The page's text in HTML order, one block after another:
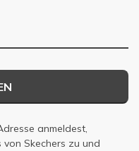
anmeldest,
von Skechers zu und